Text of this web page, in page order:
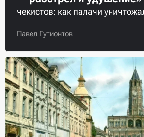
чекистов: как палачи
Павел Гутионтов